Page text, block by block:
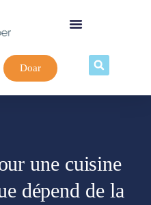
Doar
une cuisine
dépend de la